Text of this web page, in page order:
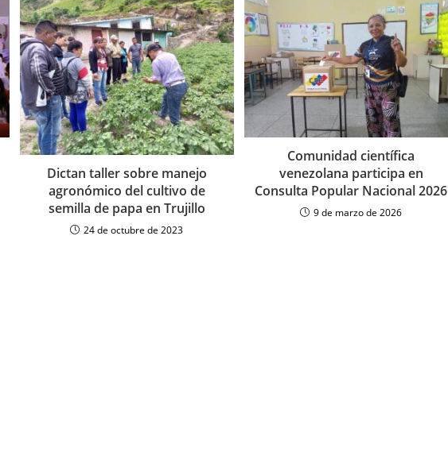
Dictan taller sobre manejo
agronómico del cultivo de
semilla de papa en Trujillo
24 de octubre de 2023
Comunidad científica
venezolana participa en
Consulta Popular Nacional 2026
9 de marzo de 2026